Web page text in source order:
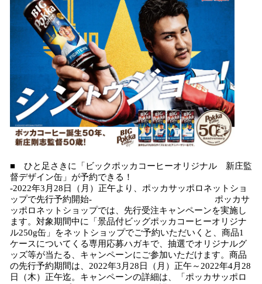
■ ひと足さきに「ビックポッカコーヒーオリジナル 新庄監
督デザイン缶」が予約できる！
-2022年3月28日（月）正午より、ポッカサッポロネットショ
ップで先行予約開始- ポッカサ
ッポロネットショップでは、先行受注キャンペーンを実施し
ます。対象期間中に「景品付ビッグポッカコーヒーオリジナ
ル250g缶」をネットショップでご予約いただいくと、商品1
ケースについてくる専用応募ハガキで、抽選でオリジナルグ
ッズ等が当たる、キャンペーンにご参加いただけます。商品
の先行予約期間は、2022年3月28日（月）正午～2022年4月28
日（木）正午迄。キャンペーンの詳細は、「ポッカサッポロ